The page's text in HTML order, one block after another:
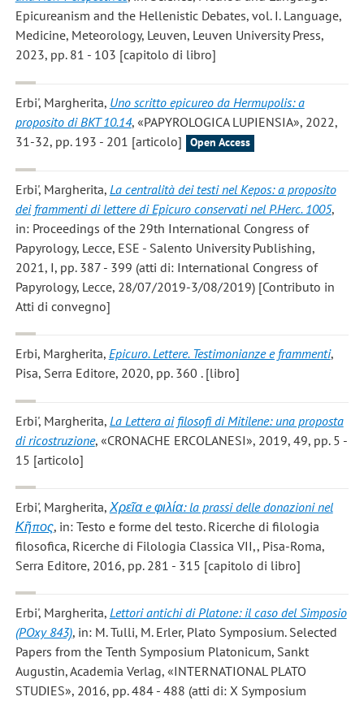
Epicureanism and the Hellenistic Debates, vol. I. Language,
Medicine, Meteorology, Leuven, Leuven University Press,
2023, pp. 81 - 103 [capitolo di libro]
Erbi', Margherita, Uno scritto epicureo da Hermupolis: a
proposito di BKT 10.14, «PAPYROLOGICA LUPIENSIA», 2022,
31-32, pp. 193 - 201 [articolo]
Open Access
Erbi', Margherita, La centralità dei testi nel Kepos: a proposito
dei frammenti di lettere di Epicuro conservati nel P.Herc. 1005,
in: Proceedings of the 29th International Congress of
Papyrology, Lecce, ESE - Salento University Publishing,
2021, I, pp. 387 - 399 (atti di: International Congress of
Papyrology, Lecce, 28/07/2019-3/08/2019) [Contributo in
Atti di convegno]
Erbi, Margherita, Epicuro. Lettere. Testimonianze e frammenti,
Pisa, Serra Editore, 2020, pp. 360 . [libro]
Erbi', Margherita, La Lettera ai filosofi di Mitilene: una proposta
di ricostruzione, «CRONACHE ERCOLANESI», 2019, 49, pp. 5 -
15 [articolo]
Erbi', Margherita, Χρεῖα e φιλία: la prassi delle donazioni nel
Κῆπος, in: Testo e forme del testo. Ricerche di filologia
filosofica, Ricerche di Filologia Classica VII,, Pisa-Roma,
Serra Editore, 2016, pp. 281 - 315 [capitolo di libro]
Erbi', Margherita, Lettori antichi di Platone: il caso del Simposio
(POxy 843), in: M. Tulli, M. Erler, Plato Symposium. Selected
Papers from the Tenth Symposium Platonicum, Sankt
Augustin, Academia Verlag, «INTERNATIONAL PLATO
STUDIES», 2016, pp. 484 - 488 (atti di: X Symposium